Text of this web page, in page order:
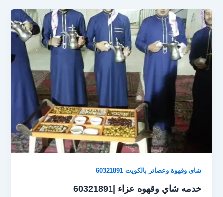
شاى وقهوة وعصائر بالكويت 60321891
خدمه شاي وقهوه عزاء |60321891